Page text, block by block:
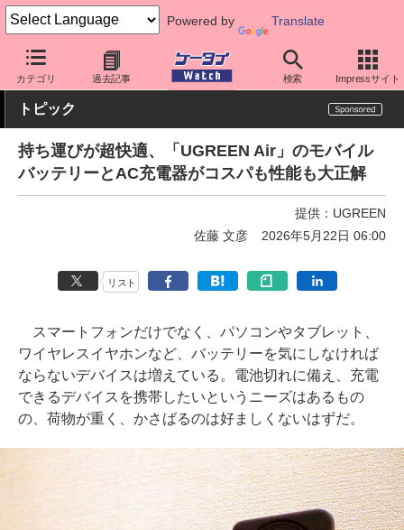
Powered by Translate
カテゴリ 過去記事 検索 Impressサイト
ケータイ Watch 周辺機器/アクセサリー モバイルバッテリー
トピック
持ち運びが超快適、「UGREEN Air」のモバイル
バッテリーとAC充電器がコスパも性能も大正解
提供： UGREEN
佐藤 文彦
2026年5月22日 06:00
リスト
スマートフォンだけでなく、パソコンやタブレット、
ワイヤレスイヤホンなど、バッテリーを気にしなければ
ならないデバイスは増えている。電池切れに備え、充電
できるデバイスを携帯したいというニーズはあるもの
の、荷物が重く、かさばるのは好ましくないはずだ。